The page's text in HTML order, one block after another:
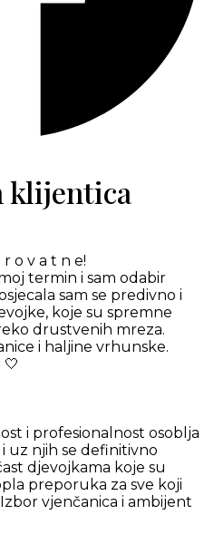
klijentica
o v a t n e!
termin i sam odabir
sam se predivno i
koje su spremne
drustvenih mreza.
i haljine vrhunske.
i profesionalnost osoblja
uz njih se definitivno
djevojkama koje su
preporuka za sve koji
vjenčanica i ambijent